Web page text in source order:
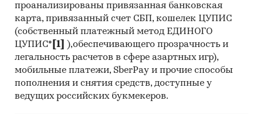
проанализированы привязанная банковская
карта, привязанный счет СБП, кошелек ЦУПИС
(собственный платежный метод ЕДИНОГО
ЦУПИС* [1]
),обеспечивающего прозрачность и
легальность расчетов в сфере азартных игр),
мобильные платежи, SberPay и прочие способы
пополнения и снятия средств, доступные у
ведущих российских букмекеров.